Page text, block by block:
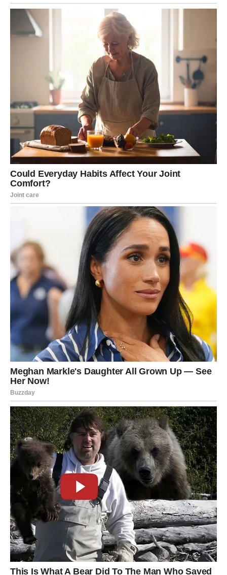
Sa svakim nastupom, on dokazuje da se ljubav prema muzici
ne gasi, već se prenosi na nove generacije, čime ostavlja
nasleđe koje će trajati još dugo vremena.
Njegovi hitovi postali su simboli jednog vremena, a njegovo
ime zauvek će ostati povezano s vremenom kada je muzika
imala moć da ujedini ljude i donese im radost usred teških